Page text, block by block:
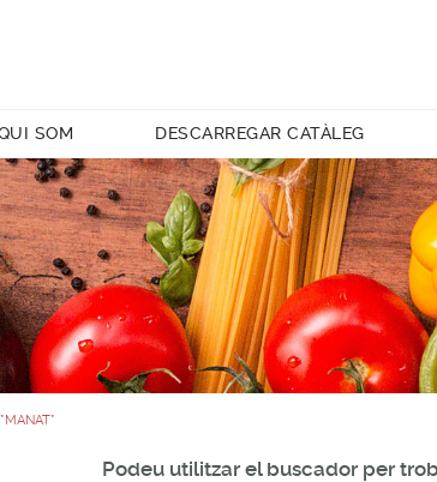
SOM DESCARREGAR CATÀLEG
Podeu utilitzar el buscador per